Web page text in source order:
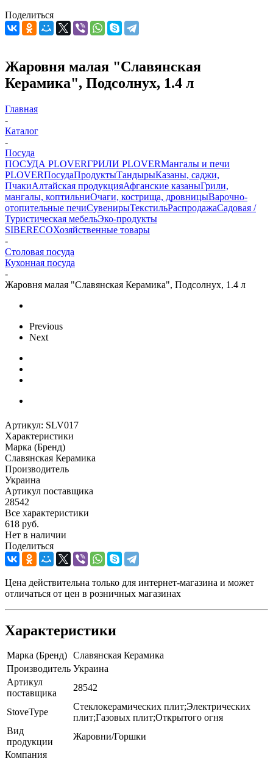
Поделиться
Жаровня малая "Славянская
Керамика", Подсолнух, 1.4 л
Главная
-
Каталог
-
Посуда
ПОСУДА PLOVERГРИЛИ PLOVERМангалы и печи
PLOVERПосудаПродуктыТандырыКазаны, саджи,
ПчакиАлтайская продукцияАфганские казаныГрили,
мангалы, коптильниОчаги, кострища, дровницыВарочно-
отопительные печиСувенирыТекстильРаспродажаСадовая /
Туристическая мебельЭко-продукты
SIBERECOХозяйственные товары
-
Столовая посуда
Кухонная посуда
-
Жаровня малая "Славянская Керамика", Подсолнух, 1.4 л
Previous
Next
Артикул: SLV017
Характеристики
Марка (Бренд)
Славянская Керамика
Производитель
Украина
Артикул поставщика
28542
Все характеристики
618 руб.
Нет в наличии
Поделиться
Цена действительна только для интернет-магазина и может
отличаться от цен в розничных магазинах
Характеристики
Марка (Бренд) Славянская Керамика
Производитель Украина
Артикул
поставщика
28542
StoveType
Стеклокерамических плит;Электрических
плит;Газовых плит;Открытого огня
Вид
продукции
Жаровни/Горшки
Компания